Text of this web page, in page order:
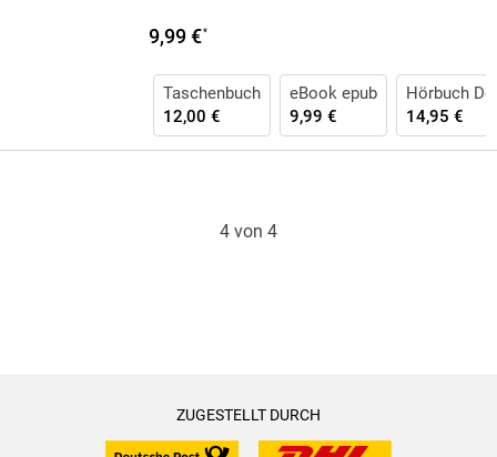
9,99 €*
Taschenbuch
12,00 €
eBook epub
9,99 €
Hörbuch
14,95 €
4 von 4
ZUGESTELLT DURCH